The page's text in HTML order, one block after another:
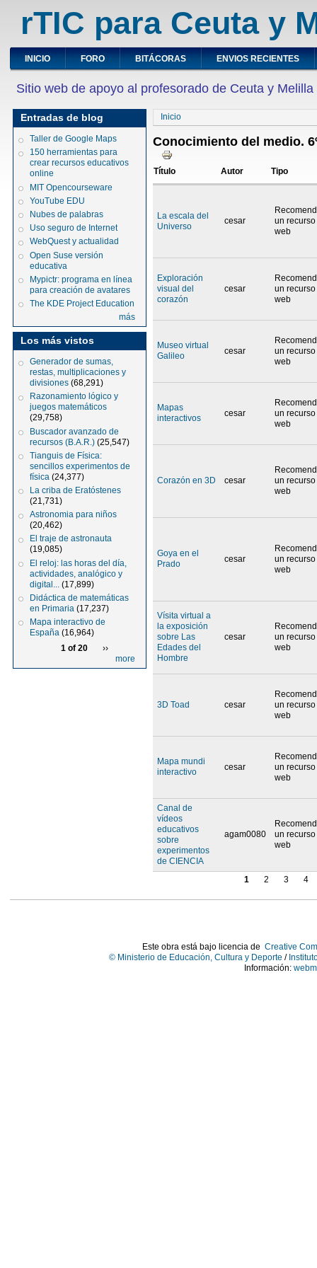
rTIC para Ceuta y
INICIO FORO BITÁCORAS ENVIOS RECIENTES
Sitio web de apoyo al profesorado de Ceuta y Melilla
Entradas de blog
Taller de Google Maps
150 herramientas para
crear recursos educativos
online
MIT Opencourseware
YouTube EDU
Nubes de palabras
Uso seguro de Internet
WebQuest y actualidad
Open Suse versión
educativa
Mypictr: programa en línea
para creación de avatares
The KDE Project Education
más
Los más vistos
Generador de sumas,
restas, multiplicaciones y
divisiones (68,291)
Razonamiento lógico y
juegos matemáticos
(29,758)
Buscador avanzado de
recursos (B.A.R.) (25,547)
Tianguis de Física:
sencillos experimentos de
física (24,377)
La criba de Eratóstenes
(21,731)
Astronomia para niños
(20,462)
El traje de astronauta
(19,085)
El reloj: las horas del día,
actividades, analógico y
digital...
(17,899)
Didáctica de matemáticas
en Primaria (17,237)
Mapa interactivo de
España (16,964)
1 of 20
››
more
Inicio
Conocimiento del medio.
Título Autor Tipo
La escala del
Universo
cesar
un recurso
web
Exploración
visual del
corazón
cesar
un recurso
web
Museo virtual
Galileo
cesar
un recurso
web
Mapas
interactivos
cesar
un recurso
web
Corazón en 3D cesar
un recurso
web
Goya en el
Prado
cesar
un recurso
web
Vísita virtual a
la exposición
sobre Las
Edades del
Hombre
cesar
un recurso
web
3D Toad cesar
un recurso
web
Mapa mundi
interactivo
cesar
un recurso
web
Canal de
vídeos
educativos
sobre
experimentos
de CIENCIA
agam0080
un recurso
web
1 2 3 4
Este obra está bajo licencia de Creative
© Ministerio de Educación, Cultura y Deporte /
Información: